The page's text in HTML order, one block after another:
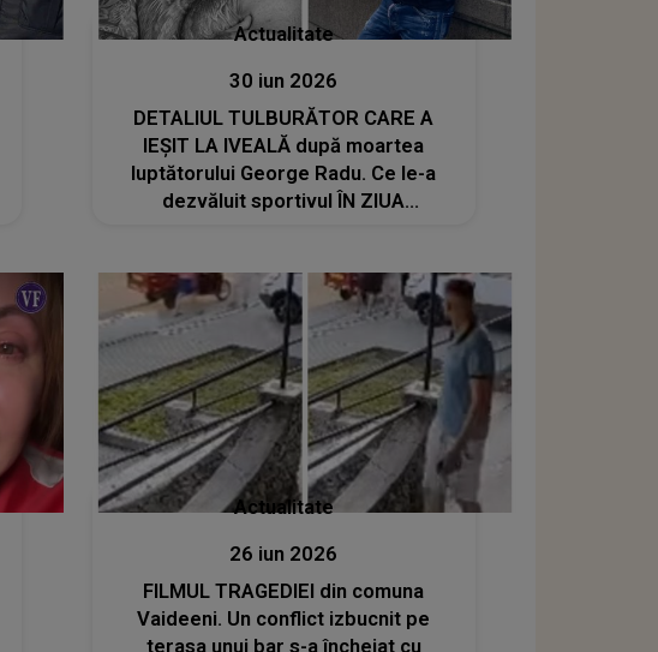
Actualitate
30 iun 2026
DETALIUL TULBURĂTOR CARE A
IEȘIT LA IVEALĂ după moartea
luptătorului George Radu. Ce le-a
dezvăluit sportivul ÎN ZIUA
lumea: "Poate..."
Actualitate
26 iun 2026
FILMUL TRAGEDIEI din comuna
Vaideeni. Un conflict izbucnit pe
terasa unui bar s-a încheiat cu